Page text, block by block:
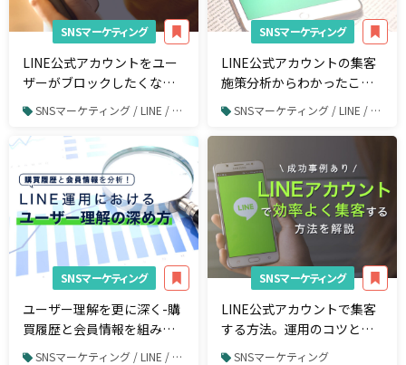
SNSマーケティング
LINE公式アカウントをユー
ザーがブロックしたくなる
心理を考える-ユーザーとの
関係性を育む良質な配信数
とは-
SNSマーケティング / LINE / LINE運用
SNSマーケティング
LINE公式アカウントの集客
施策分析からわかったこ
と‐「友だち追加施策」を
通して、ユーザーとの関係
SNSマーケティング / LINE / LINE運用
SNSマーケティング
ユーザー理解を更に深く-購
買履歴と会員情報を組み合
わせたLINE運用の分析とは-
SNSマーケティング / LINE / LINE運用
SNSマーケティング
LINE公式アカウントで集客
する方法。運用のコツと成
功事例を紹介
SNSマーケティング